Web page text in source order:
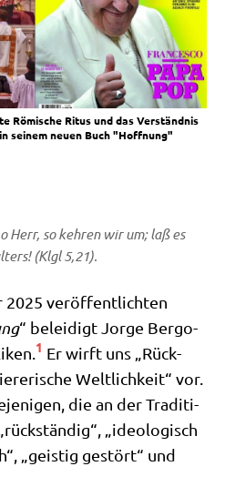
Römische Ritus und das Verständnis
seinem neuen Buch "Hoffnung"
Herr, so keh­ren wir um; laß es
(Klgl 5,21).
2025 ver­öf­fent­lich­ten
“ belei­digt Jor­ge Berg­o­
1 Er wirft uns „Rück­
Welt­lich­keit“ vor.
die an der Tra­di­ti­
„ideo­lo­gisch
„gei­stig gestört“ und